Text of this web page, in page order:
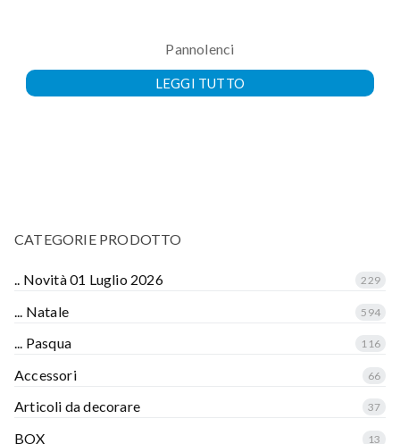
Pannolenci
LEGGI TUTTO
CATEGORIE PRODOTTO
.. Novità 01 Luglio 2026 229
... Natale 594
... Pasqua 116
Accessori 66
Articoli da decorare 37
BOX 13